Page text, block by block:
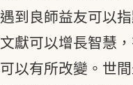
遇到良師益友可以
文獻可以增長智慧
可以有所改變。世